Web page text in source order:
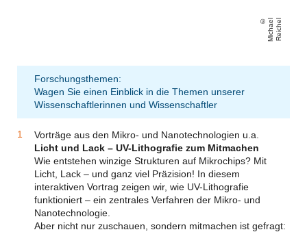
Mi
c
h
a
el
R
ei
c
hel
Forschungsthemen:
Wagen Sie einen Einblick in die Themen unserer
Wissenschaftlerinnen und Wissenschaftler
Vorträge aus den Mikro- und Nanotechnologien u.a.
Licht und Lack – UV-Lithografie zum Mitmachen
Wie entstehen winzige Strukturen auf Mikrochips? Mit
Licht, Lack – und ganz viel Präzision! In diesem
interaktiven Vortrag zeigen wir, wie UV-Lithografie
funktioniert – ein zentrales Verfahren der Mikro- und
Nanotechnologie.
Aber nicht nur zuschauen, sondern mitmachen ist gefragt: